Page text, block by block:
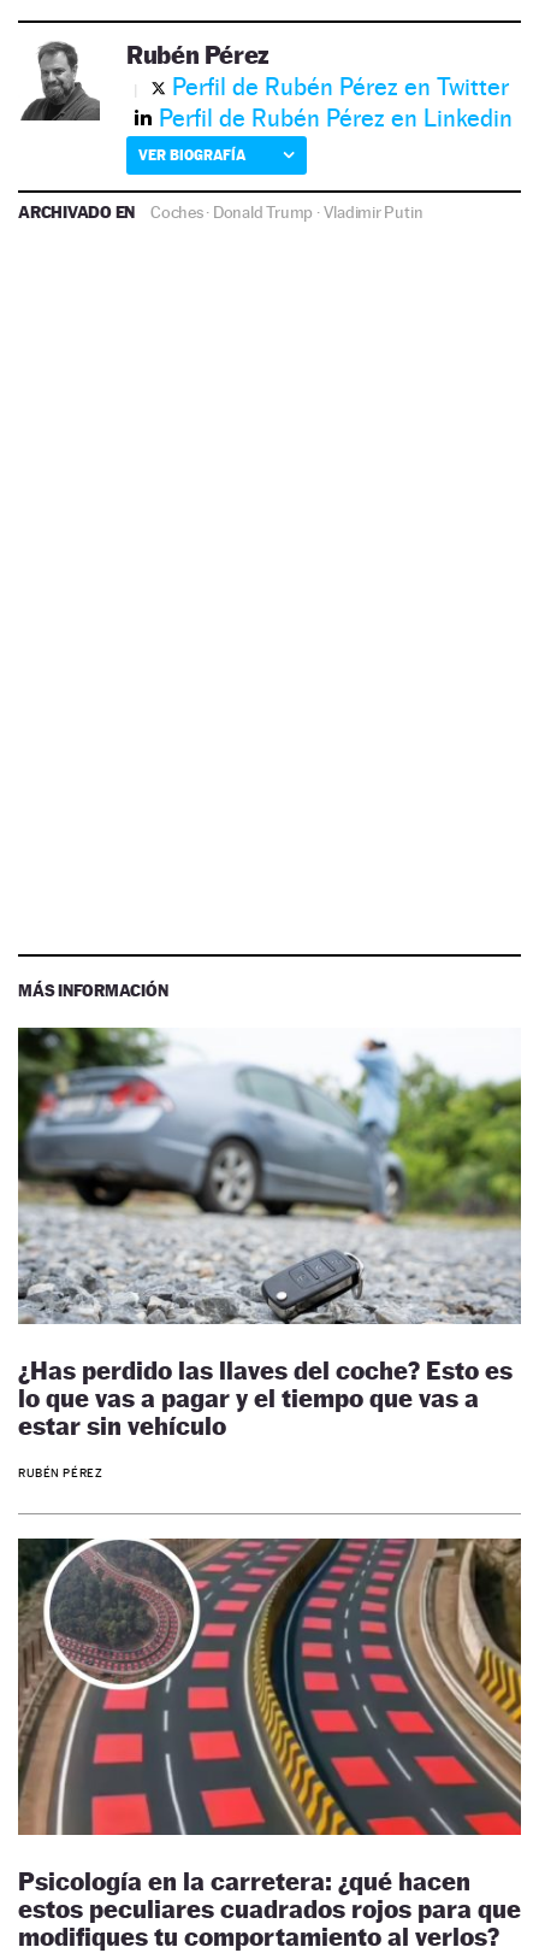
Rubén Pérez
Perfil de Rubén Pérez en Twitter
Perfil de Rubén Pérez en Linkedin
VER BIOGRAFÍA
ARCHIVADO EN Coches· Donald Trump ·Vladimir Putin
MÁS INFORMACIÓN
¿Has perdido las llaves del coche? Esto es
lo que vas a pagar y el tiempo que vas a
estar sin vehículo
RUBÉN PÉREZ
Psicología en la carretera: ¿qué hacen
estos peculiares cuadrados rojos para que
modifiques tu comportamiento al verlos?